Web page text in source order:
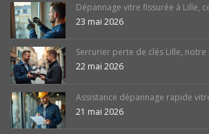
Dépannage vitre fissurée à Lille,
23 mai 2026
Serrurier perte de clés Lille,
22 mai 2026
Assistance dépannage rapide
21 mai 2026